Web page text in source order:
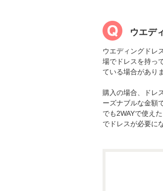
ウエデ
ウエディングドレ
場でドレスを持っ
ている場合があり
購入の場合、ドレ
ーズナブルな金額
でも2WAYで使え
でドレスが必要に